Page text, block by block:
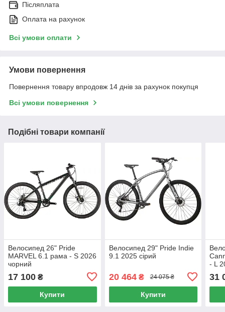
Післяплата
Оплата на рахунок
Всі умови оплати
Умови повернення
Повернення товару впродовж 14 днів за рахунок покупця
Всі умови повернення
Подібні товари компанії
Велосипед 26" Pride
MARVEL 6.1 рама - S 2026
чорний
17 100 ₴
Купити
Велосипед 29" Pride Indie
9.1 2025 сірий
20 464₴ 24 075 ₴
Купити
- L
31